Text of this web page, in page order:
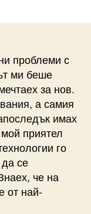
проблеми с
ми беше
за нов.
а самия
имах
приятел
го
се
че на
от най-